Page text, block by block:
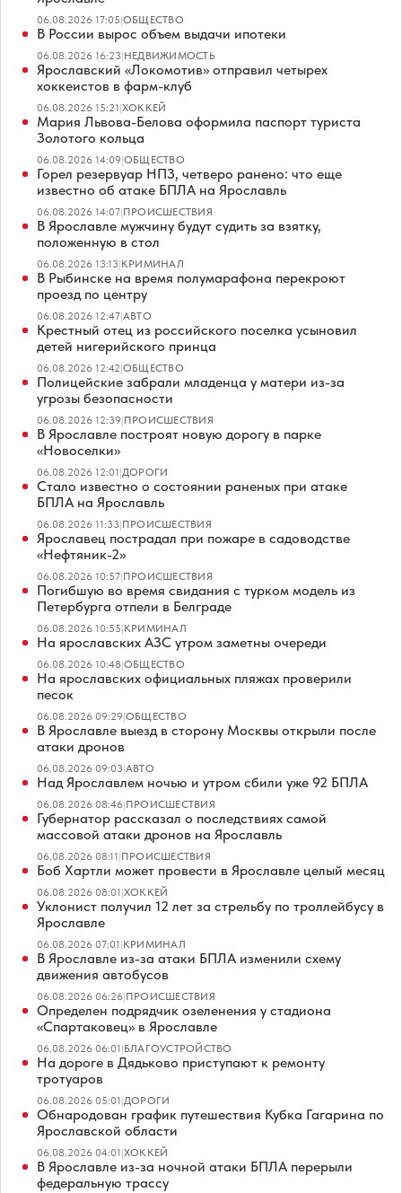
06.08.2026 17:05|ОБЩЕСТВО
В России вырос объем выдачи ипотеки
06.08.2026 16:23|НЕДВИЖИМОСТЬ
Ярославский «Локомотив» отправил четырех
хоккеистов в фарм-клуб
06.08.2026 15:21|ХОККЕЙ
Мария Львова-Белова оформила паспорт туриста
Золотого кольца
06.08.2026 14:09|ОБЩЕСТВО
Горел резервуар НПЗ, четверо ранено: что еще
известно об атаке БПЛА на Ярославль
06.08.2026 14:07|ПРОИСШЕСТВИЯ
В Ярославле мужчину будут судить за взятку,
положенную в стол
06.08.2026 13:13|КРИМИНАЛ
В Рыбинске на время полумарафона перекроют
проезд по центру
06.08.2026 12:47|АВТО
Крестный отец из российского поселка усыновил
детей нигерийского принца
06.08.2026 12:42|ОБЩЕСТВО
Полицейские забрали младенца у матери из-за
угрозы безопасности
06.08.2026 12:39|ПРОИСШЕСТВИЯ
В Ярославле построят новую дорогу в парке
«Новоселки»
06.08.2026 12:01|ДОРОГИ
Стало известно о состоянии раненых при атаке
БПЛА на Ярославль
06.08.2026 11:33|ПРОИСШЕСТВИЯ
Ярославец пострадал при пожаре в садоводстве
«Нефтяник-2»
06.08.2026 10:57|ПРОИСШЕСТВИЯ
Погибшую во время свидания с турком модель из
Петербурга отпели в Белграде
06.08.2026 10:55|КРИМИНАЛ
На ярославских АЗС утром заметны очереди
06.08.2026 10:48|ОБЩЕСТВО
На ярославских официальных пляжах проверили
песок
06.08.2026 09:29|ОБЩЕСТВО
В Ярославле выезд в сторону Москвы открыли после
атаки дронов
06.08.2026 09:03|АВТО
Над Ярославлем ночью и утром сбили уже 92 БПЛА
06.08.2026 08:46|ПРОИСШЕСТВИЯ
Губернатор рассказал о последствиях самой
массовой атаки дронов на Ярославль
06.08.2026 08:11|ПРОИСШЕСТВИЯ
Боб Хартли может провести в Ярославле целый месяц
06.08.2026 08:01|ХОККЕЙ
Уклонист получил 12 лет за стрельбу по троллейбусу в
Ярославле
06.08.2026 07:01|КРИМИНАЛ
В Ярославле из-за атаки БПЛА изменили схему
движения автобусов
06.08.2026 06:26|ПРОИСШЕСТВИЯ
Определен подрядчик озеленения у стадиона
«Спартаковец» в Ярославле
06.08.2026 06:01|БЛАГОУСТРОЙСТВО
На дороге в Дядьково приступают к ремонту
тротуаров
06.08.2026 05:01|ДОРОГИ
Обнародован график путешествия Кубка Гагарина по
Ярославской области
06.08.2026 04:01|ХОККЕЙ
В Ярославле из-за ночной атаки БПЛА перерыли
федеральную трассу